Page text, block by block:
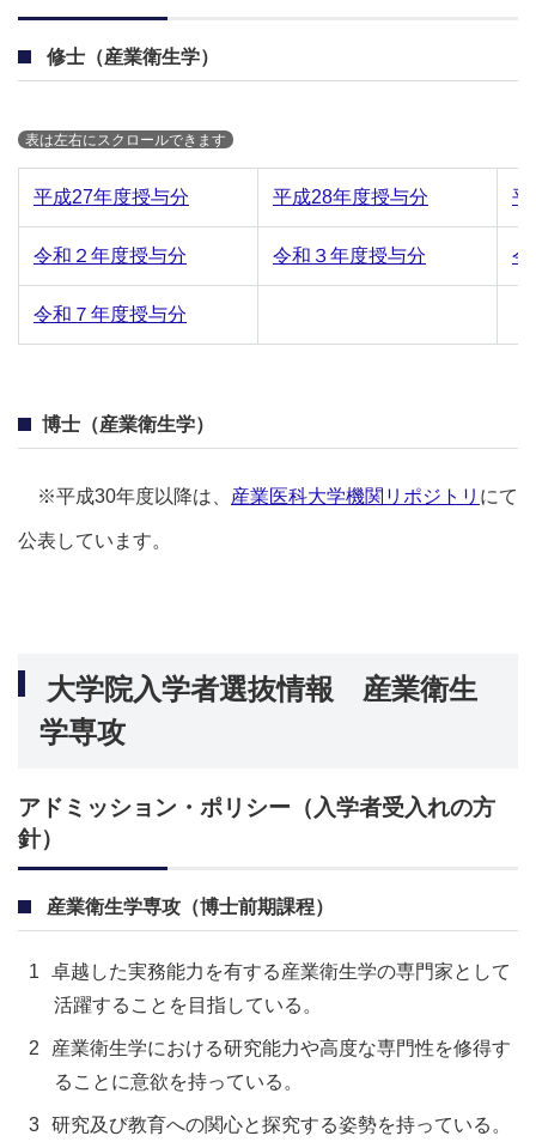
修士（産業衛生学）
平成27年度授与分 平成28年度授与分 平
令和２年度授与分 令和３年度授与分 令
令和７年度授与分
博士（産業衛生学）
※平成30年度以降は、 産業医科大学機関リポジトリ にて
公表しています。
大学院入学者選抜情報 産業衛生
学専攻
アドミッション・ポリシー（入学者受入れの方
針）
産業衛生学専攻（博士前期課程）
卓越した実務能力を有する産業衛生学の専門家として
活躍することを目指している。
産業衛生学における研究能力や高度な専門性を修得す
ることに意欲を持っている。
研究及び教育への関心と探究する姿勢を持っている。